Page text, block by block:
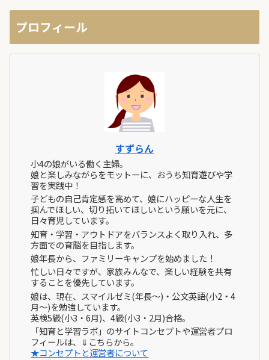
プロフィール
すずらん
小4の娘がいる働く主婦。
娘と楽しみながらをモットーに、おうち知育遊びや学
習を実践中！
子どもの自己肯定感を高めて、娘にハッピーな人生を
掴んでほしい、切り拓いてほしいという願いを元に、
日々育児しています。
知育・学習・アウトドアをバランスよく取り入れ、多
方面での育脳を目指します。
娘年長から、ファミリーキャンプを始めました！
忙しい日々ですが、家族みんなで、楽しい経験を共有
することを優先しています。
娘は、現在、スマイルゼミ(年長～)・公文英語(小2・4
月～)を勉強しています。
英検5級(小3・6月)、4級(小3・2月)合格。
「知育と学習ラボ」のサイトコンセプトや運営者プロ
フィールは、⇓こちらから。
★コンセプトと運営者について